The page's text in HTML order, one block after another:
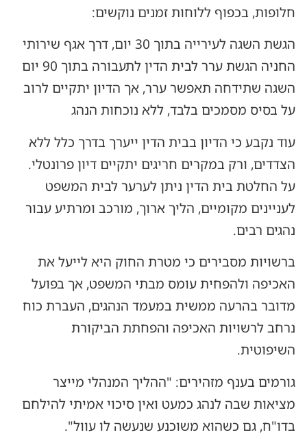
חלופות, בכפוף ללוחות זמנים נוקשים:
הגשת השגה לעירייה בתוך 30 יום, דרך אגף שירותי
החניה הגשת ערר לבית הדין לתעבורה בתוך 90 יום
השגה שתידחה תאפשר ערר, אך הדיון יתקיים לרוב
על בסיס מסמכים בלבד, ללא נוכחות הנהג
עוד נקבע כי הדיון בבית הדין ייערך בדרך כלל ללא
הצדדים, ורק במקרים חריגים יתקיים דיון פרונטלי.
על החלטת בית הדין ניתן לערער לבית המשפט
לעניינים מקומיים, הליך ארוך, מורכב ומרתיע עבור
נהגים רבים.
ברשויות מסבירים כי מטרת החוק היא לייעל את
האכיפה ולהפחית עומס מבתי המשפט, אך בפועל
מדובר בהרעה ממשית במעמד הנהגים, העברת כוח
נרחב לרשויות האכיפה והפחתת הביקורת
השיפוטית.
גורמים בענף מזהירים: "ההליך המנהלי מייצר
מציאות שבה לנהג כמעט ואין סיכוי אמיתי להילחם
בדו"ח, גם כשהוא משוכנע שנעשה לו עוול".